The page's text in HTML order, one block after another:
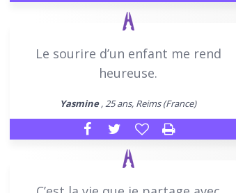
Le sourire d’un enfant me rend
heureuse.
Yasmine, 25 ans, Reims (France)